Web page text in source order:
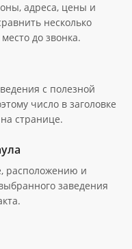
адреса, цены и
несколько
до звонка.
с полезной
число в заголовке
странице.
расположению и
заведения